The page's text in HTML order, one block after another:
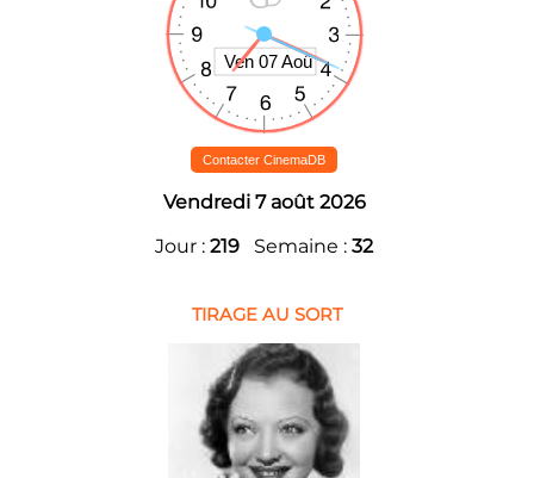
Contacter CinemaDB
Vendredi 7 août 2026
Jour : 219 Semaine : 32
TIRAGE AU SORT